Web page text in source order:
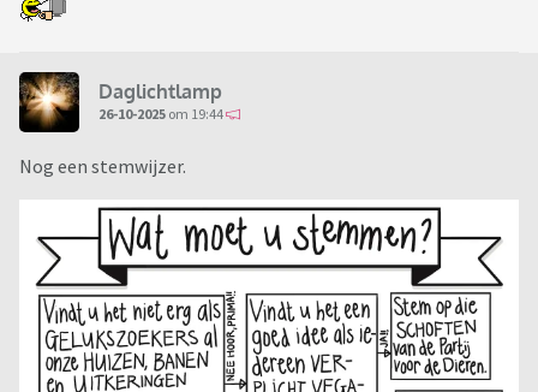
Daglichtlamp
26-10-2025 om 19:44
Nog een stemwijzer.